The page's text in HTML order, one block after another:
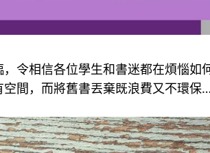
令相信各位學生和書迷都在煩惱
間，而將舊書丟棄既浪費又不環保